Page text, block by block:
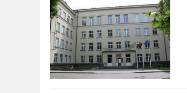
RUGSĖJO
2
DIENĄ
KVIEČIAME
Į
MOKSLO
METŲ
PRADŽIOS